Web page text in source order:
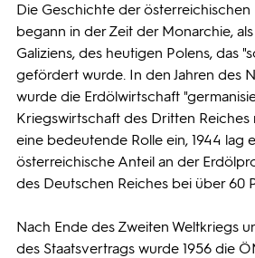
Die Geschichte der österreichischen
begann in der Zeit der Monarchie,
Galiziens, des heutigen Polens, das
gefördert wurde. In den Jahren des
wurde die Erdölwirtschaft
Kriegswirtschaft des Dritten Reiches
eine bedeutende Rolle ein, 1944 lag
österreichische Anteil an der
des Deutschen Reiches bei über 60
Nach Ende des Zweiten Weltkriegs
des Staatsvertrags wurde 1956 die